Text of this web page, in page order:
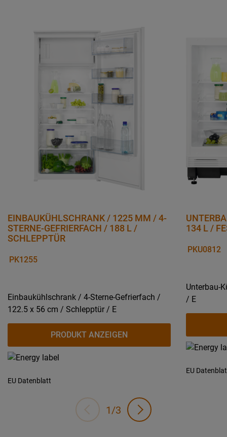
EINBAUKÜHLSCHRANK / 1225 MM / 4-
STERNE-GEFRIERFACH / 188 L /
SCHLEPPTÜR
PK1255
Einbaukühlschrank / 4-Sterne-Gefrierfach /
122.5 x 56 cm / Schlepptür / E
PRODUKT ANZEIGEN
EU Datenblatt
134 L /
PKU0812
Unterbau-
/ E
EU
1/3